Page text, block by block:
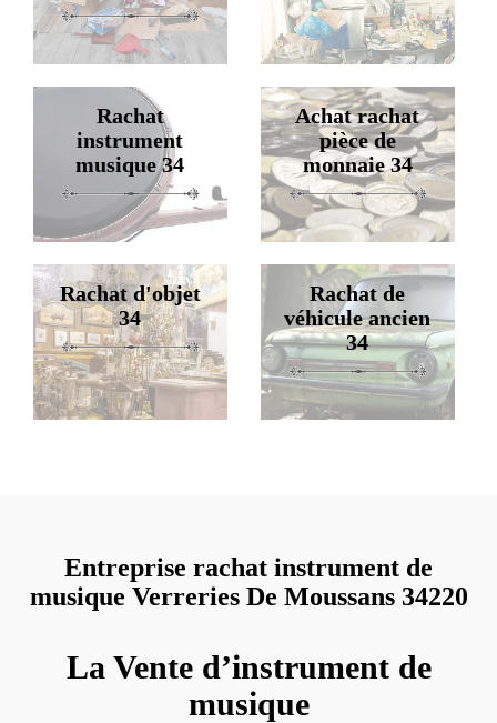
Rachat
instrument
musique 34
Achat rachat
pièce de
monnaie 34
Rachat d'objet
34
Rachat de
véhicule ancien
34
Entreprise rachat instrument de
musique Verreries De Moussans 34220
La Vente d’instrument de
musique